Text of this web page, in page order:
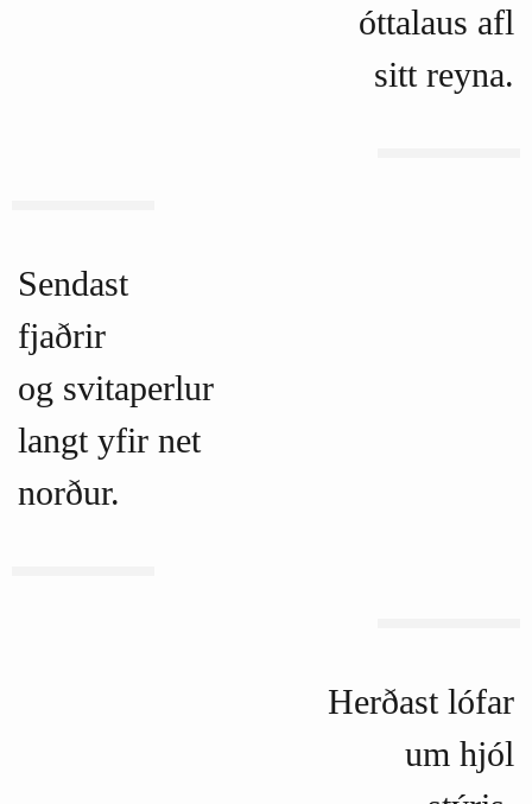
óttalaus afl
sitt reyna.
Sendast
fjaðrir
og svitaperlur
langt yfir net
norður.
Herðast lófar
um hjól